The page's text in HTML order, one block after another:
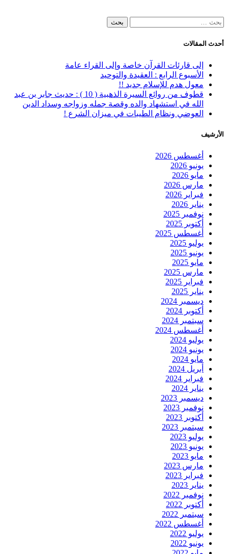
البحث
أحدث المقالات
إلى قارئات القرآن خاصة وإلى القراء عامة
الأسبوع الرابع : العقيدة والتوحيد
معول هدم للإسلام جديد !!
قطوف من روائع السيرة الذهبية ( 10 ) : حديث جابر بن عبد
الله في استشهاد والده وقصة جمله وزواجه وسداد الدين
العوضي ونظام الطيبات في ميزان الشرع !
الأرشيف
أغسطس 2026
يونيو 2026
مايو 2026
مارس 2026
فبراير 2026
يناير 2026
نوفمبر 2025
أكتوبر 2025
أغسطس 2025
يوليو 2025
يونيو 2025
مايو 2025
مارس 2025
فبراير 2025
يناير 2025
ديسمبر 2024
أكتوبر 2024
سبتمبر 2024
أغسطس 2024
يوليو 2024
يونيو 2024
مايو 2024
أبريل 2024
فبراير 2024
يناير 2024
ديسمبر 2023
نوفمبر 2023
أكتوبر 2023
سبتمبر 2023
يوليو 2023
يونيو 2023
مايو 2023
مارس 2023
فبراير 2023
يناير 2023
نوفمبر 2022
أكتوبر 2022
سبتمبر 2022
أغسطس 2022
يوليو 2022
يونيو 2022